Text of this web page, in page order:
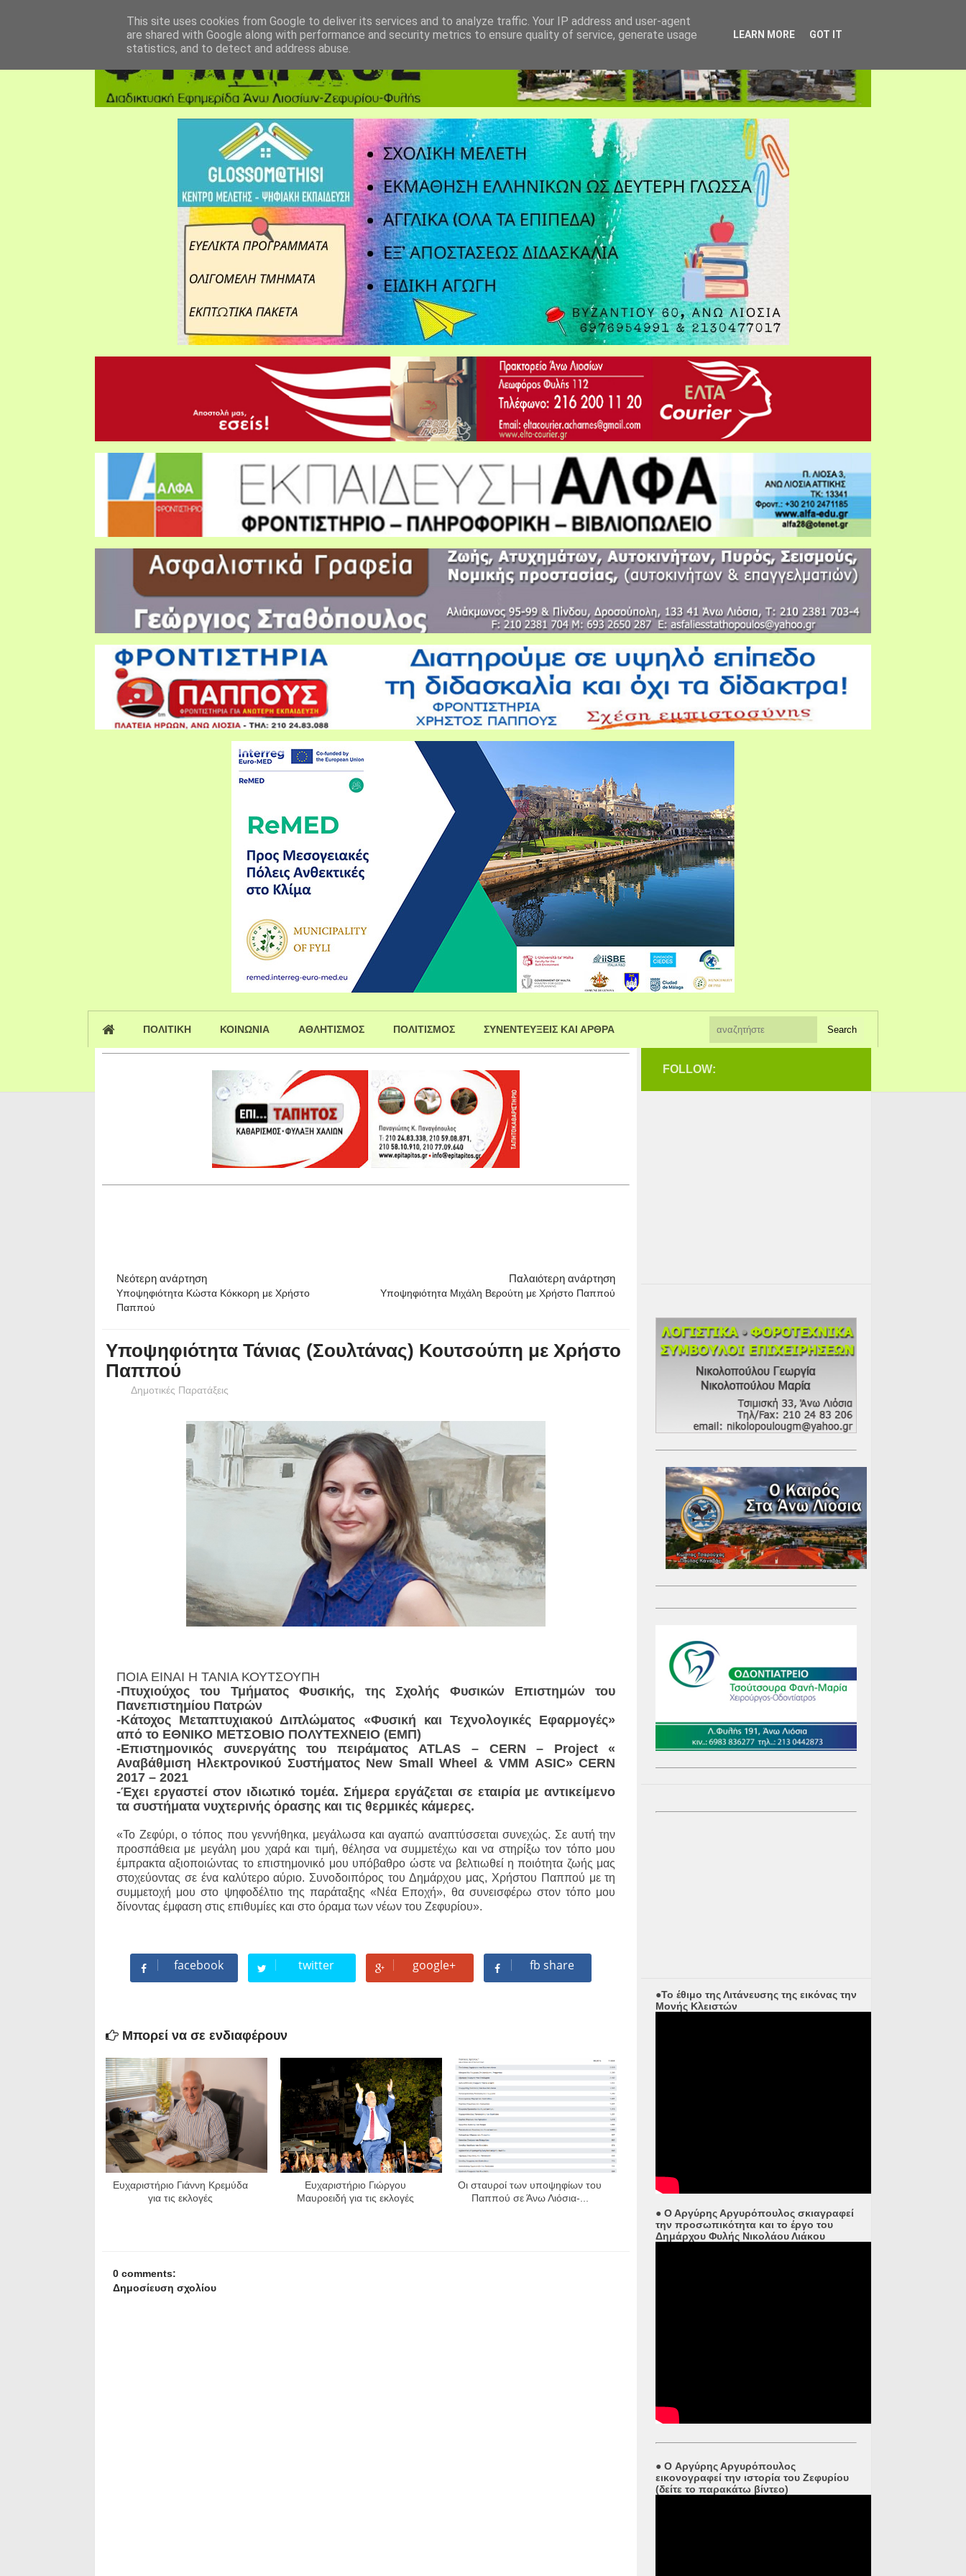
ΠΟΛΙΤΙΚΗ ΚΟΙΝΩΝΙΑ ΑΘΛΗΤΙΣΜΟΣ ΠΟΛΙΤΙΣΜΟΣ ΣΥΝΕΝΤΕΥΞΕΙΣ ΚΑΙ ΑΡΘΡΑ
Νεότερη ανάρτηση
Υποψηφιότητα Κώστα Κόκκορη με Χρήστο
Παππού
Παλαιότερη ανάρτηση
Υποψηφιότητα Μιχάλη Βερούτη με Χρήστο Παππού
Υποψηφιότητα Τάνιας (Σουλτάνας) Κουτσούπη με Χρήστο
Παππού
Δημοτικές Παρατάξεις
ΠΟΙΑ ΕΙΝΑΙ Η ΤΑΝΙΑ ΚΟΥΤΣΟΥΠΗ
-Πτυχιούχος του Τμήματος Φυσικής, της Σχολής Φυσικών Επιστημών του
Πανεπιστημίου Πατρών
-Κάτοχος Μεταπτυχιακού Διπλώματος «Φυσική και Τεχνολογικές Εφαρμογές»
από το ΕΘΝΙΚΟ ΜΕΤΣΟΒΙΟ ΠΟΛΥΤΕΧΝΕΙΟ (ΕΜΠ)
-Επιστημονικός συνεργάτης του πειράματος ATLAS – CERN – Project «
Αναβάθμιση Ηλεκτρονικού Συστήματος New Small Wheel & VMM ASIC» CERN
2017 – 2021
-Έχει εργαστεί στον ιδιωτικό τομέα. Σήμερα εργάζεται σε εταιρία με αντικείμενο
τα συστήματα νυχτερινής όρασης και τις θερμικές κάμερες.
«Το Ζεφύρι, ο τόπος που γεννήθηκα, μεγάλωσα και αγαπώ αναπτύσσεται συνεχώς. Σε αυτή την
προσπάθεια με μεγάλη μου χαρά και τιμή, θέλησα να συμμετέχω και να στηρίξω τον τόπο μου
έμπρακτα αξιοποιώντας το επιστημονικό μου υπόβαθρο ώστε να βελτιωθεί η ποιότητα ζωής μας
στοχεύοντας σε ένα καλύτερο αύριο. Συνοδοιπόρος του Δημάρχου μας, Χρήστου Παππού με τη
συμμετοχή μου στο ψηφοδέλτιο της παράταξης «Νέα Εποχή», θα συνεισφέρω στον τόπο μου
δίνοντας έμφαση στις επιθυμίες και στο όραμα των νέων του Ζεφυρίου».
facebook twitter google+ fb share
Μπορεί να σε ενδιαφέρουν
Eυχαριστήριο Γιάννη Κρεμύδα
για τις εκλογές
Ευχαριστήριο Γιώργου
Μαυροειδή για τις εκλογές
Οι σταυροί των υποψηφίων του
Παππού σε Άνω Λιόσια-...
0 comments:
Δημοσίευση σχολίου
FOLLOW:
●Το έθιμο της Λιτάνευσης της εικόνας την
Μονής Κλειστών
● Ο Αργύρης Αργυρόπουλος σκιαγραφεί
την προσωπικότητα και το έργο του
Δημάρχου Φυλής Νικολάου Λιάκου
● O Αργύρης Αργυρόπουλος
εικονογραφεί την ιστορία του Ζεφυρίου
(δείτε το παρακάτω βίντεο)
This site uses cookies from Google to deliver its services and to analyze traffic. Your IP address and user-agent
are shared with Google along with performance and security metrics to ensure quality of service, generate usage
statistics, and to detect and address abuse.
LEARN MORE GOT IT